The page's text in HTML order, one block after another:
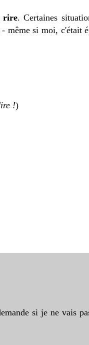
rire. Certaines
même si moi, c'était
!)
si je ne vais